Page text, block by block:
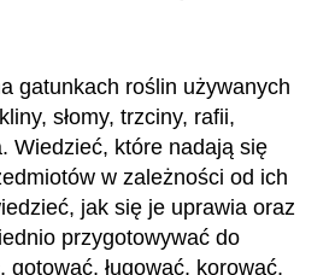
gatunkach roślin używanych
słomy, trzciny, rafii,
Wiedzieć, które nadają się
w zależności od ich
jak się je uprawia oraz
przygotowywać do
gotować, ługować, korować,